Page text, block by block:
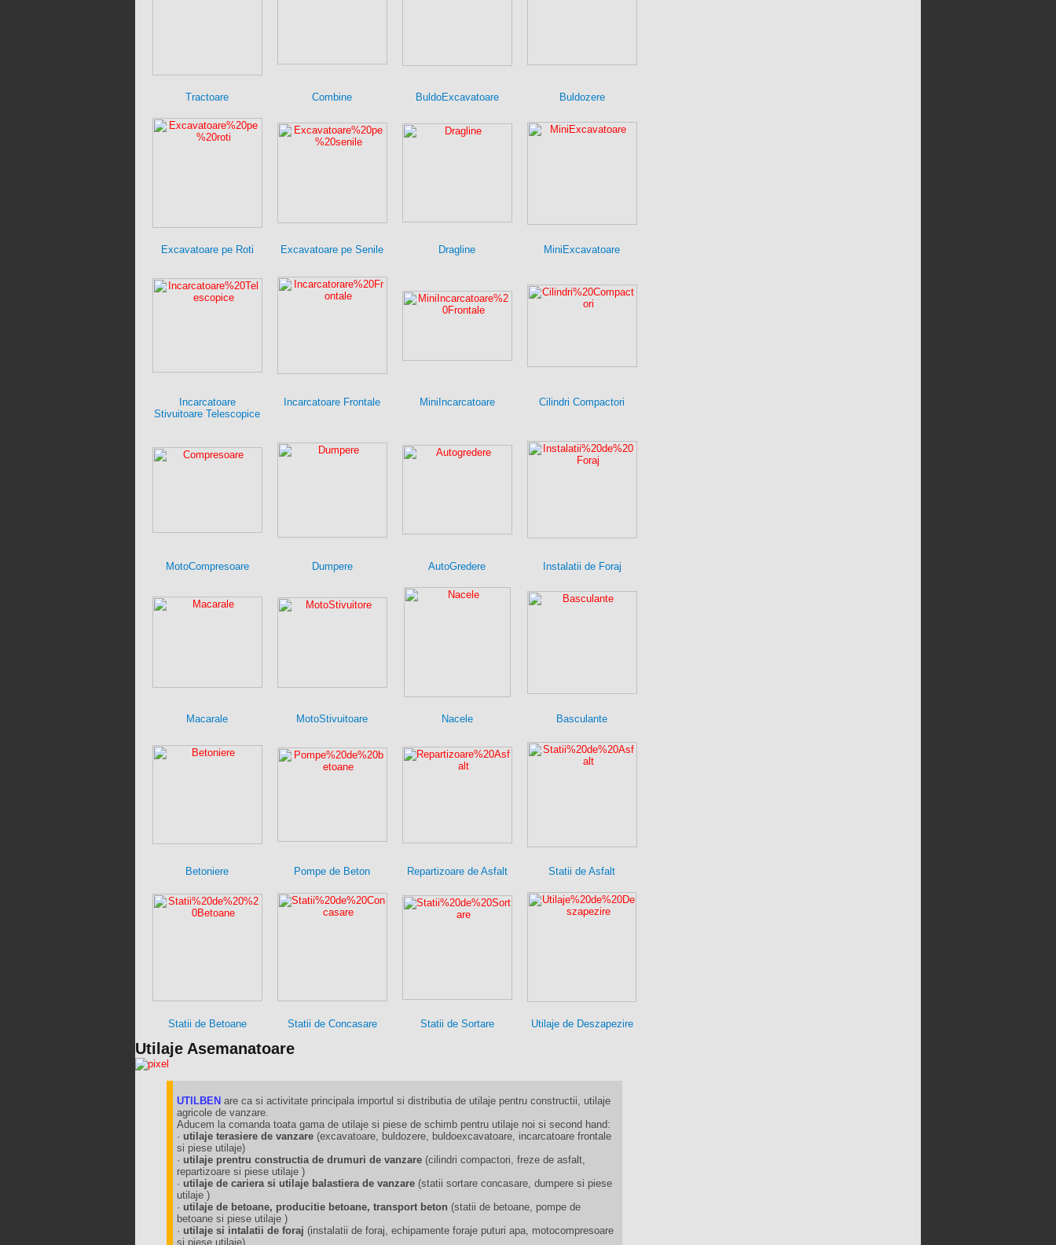
Tractoare Combine BuldoExcavatoare Buldozere
Excavatoare pe Roti Excavatoare pe Senile Dragline MiniExcavatoare
Incarcatoare
Stivuitoare Telescopice
Incarcatoare Frontale MiniIncarcatoare Cilindri Compactori
MotoCompresoare Dumpere AutoGredere Instalatii de Foraj
Macarale MotoStivuitoare Nacele Basculante
Betoniere Pompe de Beton Repartizoare de Asfalt Statii de Asfalt
Statii de Betoane Statii de Concasare Statii de Sortare Utilaje de Deszapezire
Utilaje Asemanatoare
UTILBEN are ca si activitate principala importul si distributia de utilaje pentru constructii, utilaje
agricole de vanzare.
Aducem la comanda toata gama de utilaje si piese de schimb pentru utilaje noi si second hand:
· utilaje terasiere de vanzare (excavatoare, buldozere, buldoexcavatoare, incarcatoare frontale
si piese utilaje)
· utilaje prentru constructia de drumuri de vanzare (cilindri compactori, freze de asfalt,
repartizoare si piese utilaje )
· utilaje de cariera si utilaje balastiera de vanzare (statii sortare concasare, dumpere si piese
utilaje )
· utilaje de betoane, producitie betoane, transport beton (statii de betoane, pompe de
betoane si piese utilaje )
· utilaje si intalatii de foraj (instalatii de foraj, echipamente foraje puturi apa, motocompresoare
si piese utilaje)